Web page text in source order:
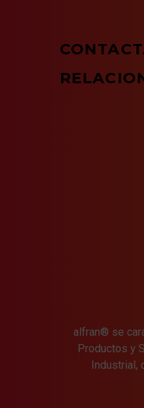
alfran® se
Productos y
Industrial,